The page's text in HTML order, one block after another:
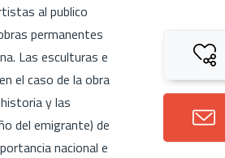
al publico
permanentes
Las esculturas e
el caso de la obra
y las
del emigrante) de
nacional e